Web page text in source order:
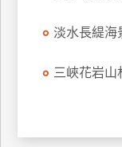
商
淡水長緹海
三峽花岩山